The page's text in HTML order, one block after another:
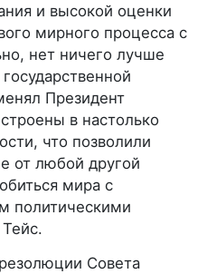
и высокой оценки
мирного процесса с
нет ничего лучше
Президент
в настолько
что позволили
от любой другой
мира с
политическими
Совета